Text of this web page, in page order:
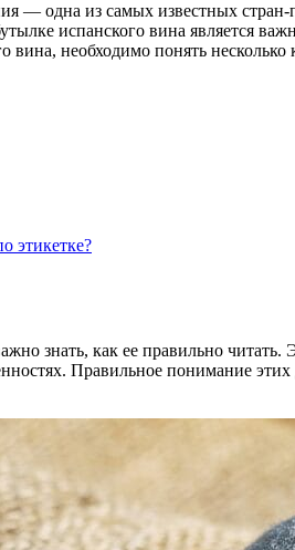
— одна из самых известных
испанского вина является
вина, необходимо понять
этикетке?
знать, как ее правильно
Правильное понимание